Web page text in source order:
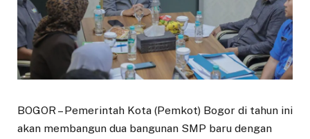
BOGOR – Pemerintah Kota (Pemkot) Bogor di tahun ini
akan membangun dua bangunan SMP baru dengan